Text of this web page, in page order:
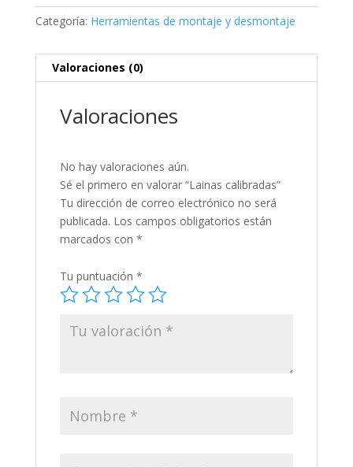
Categoría: Herramientas de montaje y desmontaje
Valoraciones (0)
Valoraciones
No hay valoraciones aún.
Sé el primero en valorar “Lainas calibradas”
Tu dirección de correo electrónico no será
publicada. Los campos obligatorios están
marcados con *
Tu puntuación *